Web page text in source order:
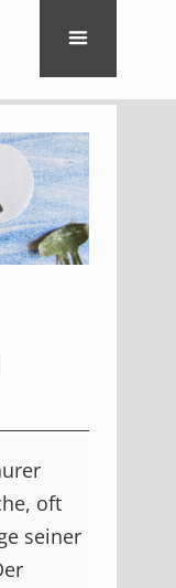
oft
seiner